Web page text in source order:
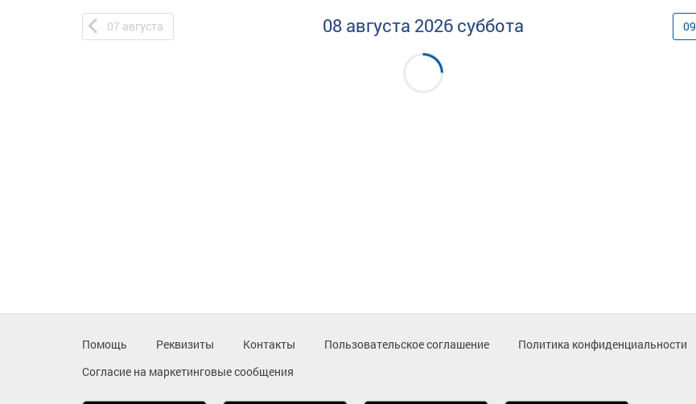
07 августа 08 августа 2026 суббота 09
Помощь Реквизиты Контакты Пользовательское соглашение
Политика конфиденциальности
Согласие на маркетинговые сообщения